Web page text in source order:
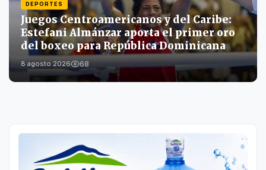
DEPORTES
Juegos Centroamericanos y del Caribe:
Estefani Almánzar aporta el primer oro
del boxeo para República Dominicana
8 agosto 2026 68